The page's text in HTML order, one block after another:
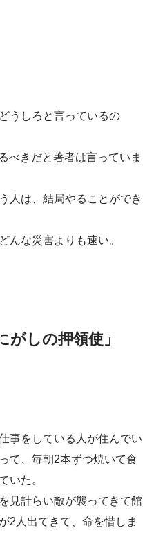
うしろと言っているの
べきだと著者は言っていま
人は、結局やることができ
な災害よりも速い。
がしの押領使」
事をしている人が住んでい
て、毎朝2本ずつ焼いて食
いた。
見計らい敵が襲ってきて館
2人出てきて、命を惜しま